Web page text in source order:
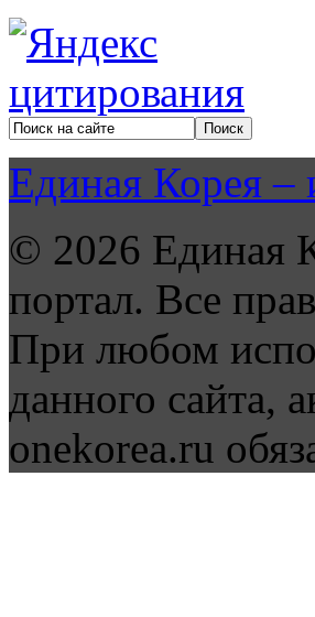
Единая Корея –
© 2026 Единая
портал. Все
При любом
данного сайта,
onekorea.ru